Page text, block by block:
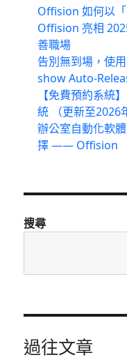
Offision 如何以
Offision 亮相
善職場
告別無到場，使
show Auto-
【免費預約系統
統 （更新至2026
辦公室自動化軟
擇 —— Offision
搜尋
過往文章